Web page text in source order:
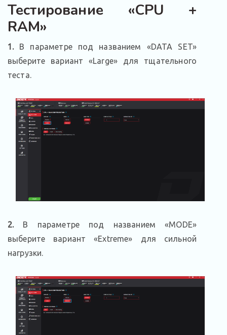
Тестирование «CPU +
RAM»
1.В параметре под названием «DATA SET»
выберите вариант «Large» для тщательного
теста.
2.В параметре под названием «MODE»
выберите вариант «Extreme» для сильной
нагрузки.